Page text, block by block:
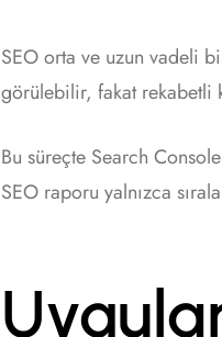
SEO orta ve uzun vadeli
görülebilir, fakat rekabetli
Bu süreçte Search
SEO raporu yalnızca